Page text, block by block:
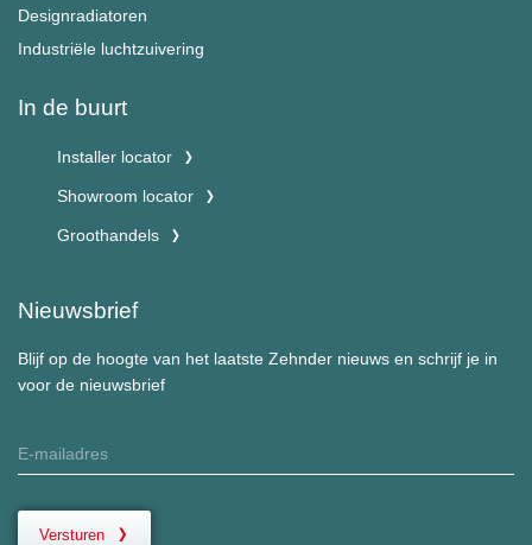
Designradiatoren
Industriële luchtzuivering
In de buurt
Installer locator
Showroom locator
Groothandels
Nieuwsbrief
Blijf op de hoogte van het laatste Zehnder nieuws en schrijf je in
voor de nieuwsbrief
Versturen